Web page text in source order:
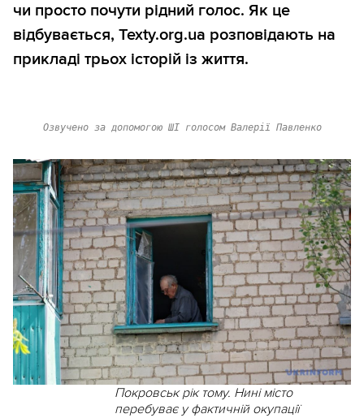
чи просто почути рідний голос. Як це
відбувається, Texty.org.ua розповідають на
прикладі трьох історій із життя.
Озвучено за допомогою ШІ голосом Валерії Павленко
Покровськ рік тому. Нині місто
перебуває у фактичній окупації